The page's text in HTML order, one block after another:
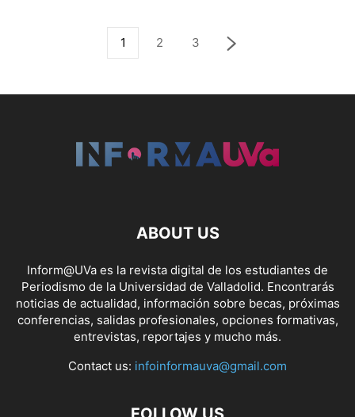
1 2 3
ABOUT US
Inform@UVa es la revista digital de los estudiantes de
Periodismo de la Universidad de Valladolid. Encontrarás
noticias de actualidad, información sobre becas, próximas
conferencias, salidas profesionales, opciones formativas,
entrevistas, reportajes y mucho más.
Contact us: infoinformauva@gmail.com